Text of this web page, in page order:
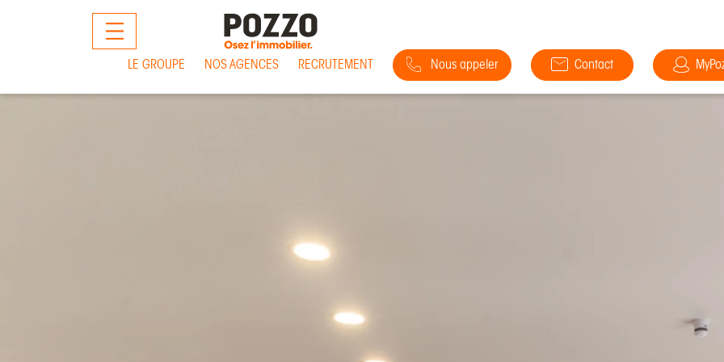
LE GROUPE NOS AGENCES RECRUTEMENT Nous appeler Contact